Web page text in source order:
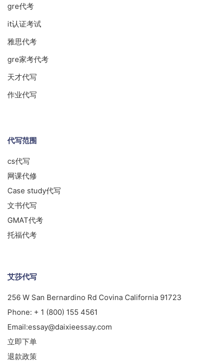
gre代考
it认证考试
雅思代考
gre家考代考
天才代写
作业代写
代写范围
cs代写
网课代修
Case study代写
文书代写
GMAT代考
托福代考
艾莎代写
256 W San Bernardino Rd Covina California 91723
Phone: + 1 (800) 155 4561
Email:essay@daixieessay.com
立即下单
退款政策